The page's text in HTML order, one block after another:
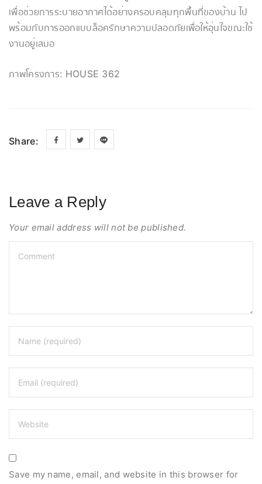
เพื่อช่วยการระบายอากาศได้อย่างครอบคลุมทุกพื้นที่ของบ้าน ไป
พร้อมกับการออกแบบล็อครักษาความปลอดภัยเพื่อให้อุ่นใจขณะใช้
งานอยู่เสมอ
ภาพโครงการ: HOUSE 362
Share:
Leave a Reply
Your email address will not be published.
Save my name, email, and website in this browser for